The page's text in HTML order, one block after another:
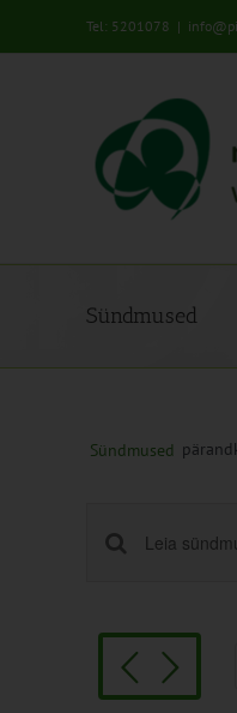
Tel: 5201078 |
Sündmused
Sündmused
Sündmused
Views
Navigation
Enter
for
Sündmused
by